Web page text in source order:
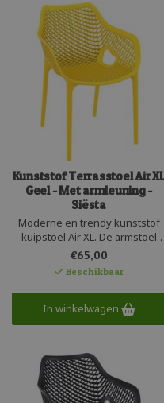
Kunststof Terrasstoel Air
Geel - Met armleuning -
Siësta
Moderne en trendy kunststof
kuipstoel Air XL. De armstoel
heeft een fijne brede zit en is
stapelbaar tot 4 stuks en zeer
gemakkelijk in het onderhoud.
Gemaakt uit één geheel en
perfect voor zowel de zakelijk
markt als particulier gebruik.
€65,00
Beschikbaar
In winkelwagen